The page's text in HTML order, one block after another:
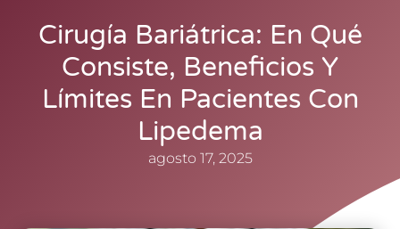
Cirugía Bariátrica: En Qué
Consiste, Beneficios Y
Límites En Pacientes Con
Lipedema
agosto 17, 2025